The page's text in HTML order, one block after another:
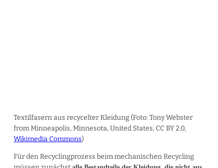
Textilfasern aus recycelter Kleidung (Foto: Tony Webster
from Minneapolis, Minnesota, United States, CC BY 2.0,
Wikimedia Commons)
Für den Recyclingprozess beim mechanischen Recycling